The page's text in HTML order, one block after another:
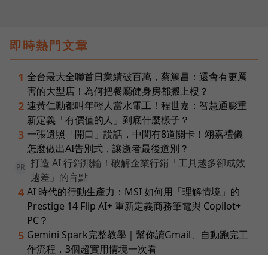
即時熱門文章
1 全台最大全聯首日業績破百萬，蔡篤昌：還會有更厲
害的大型店！為何把餐廳健身房都搬上樓？
2 連黃仁勳都叫年輕人當水電工！程世嘉：智慧通膨重
新定義「有價值的人」到底什麼樣子？
3 一張遺照「開口」說話，中間有8道關卡！翊嘉禮儀
怎麼做出AI告別式，讓逝者最後道別？
PR
打造 AI 行銷飛輪！破解企業行銷「工具越多卻成效
越差」的盲點
4 AI 時代的行動生產力：MSI 如何用「理解情境」的
Prestige 14 Flip AI+ 重新定義商務筆電與 Copilot+
PC？
5 Gemini Spark完整教學｜幫你讀Gmail、自動跑完工
作流程，3個超實用情境一次看